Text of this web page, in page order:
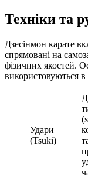
Техніки та
Дзесінмон карате
спрямовані на
фізичних якостей.
використовуються в
Удари
(Tsuki)